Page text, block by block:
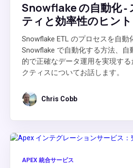
Snowflake の自動化 ‐
ティと効率性のヒント
Snowflake ETL のプロセスを自動
Snowflake で自動化する方法、自
的で正確なデータ運用を実現す
クティスについてお話します。
Chris Cobb
APEX 統合サービス